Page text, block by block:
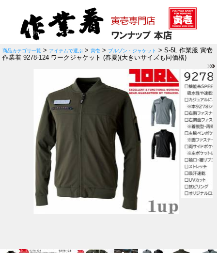
商品カテゴリ一覧 > アイテムで選ぶ > 寅壱 > ブルゾン・ジャケット > S-5L 作業服 寅壱
作業着 9278-124 ワークジャケット (春夏)(大きいサイズも同価格)